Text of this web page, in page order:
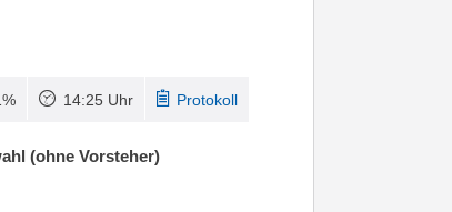
14:25 Uhr Protokoll
(ohne Vorsteher)